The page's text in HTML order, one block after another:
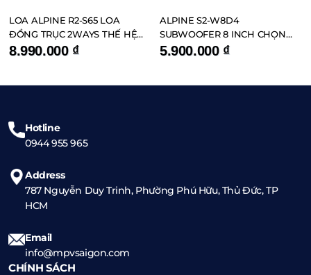
LOA ALPINE R2-S65 LOA
ĐỒNG TRỤC 2WAYS THẾ HỆ
MỚI
8.990.000 ₫
ALPINE S2-W8D4
SUBWOOFER 8 INCH CHỌN
LỌC
5.900.000 ₫
Hotline
0944 955 965
Address
787 Nguyễn Duy Trinh, Phường Phú Hữu, Thủ Đức, TP
HCM
Email
info@mpvsaigon.com
CHÍNH SÁCH